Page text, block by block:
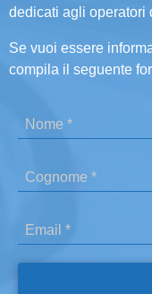
dedicati agli operatori
Se vuoi essere
compila il seguente